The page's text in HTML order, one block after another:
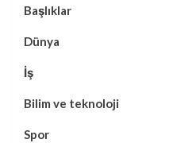
Başlıklar
Dünya
İş
Bilim ve teknoloji
Spor